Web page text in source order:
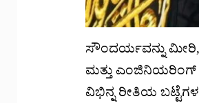
ಸೌಂದರ್ಯವನ್ನು ಮೀರಿ,
ಮತ್ತು ಎಂಜಿನಿಯರಿಂಗ್
ವಿಭಿನ್ನ ರೀತಿಯ